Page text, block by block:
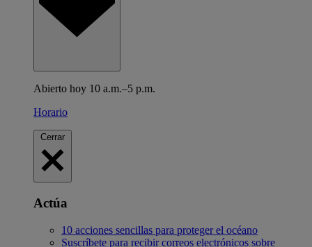
Abierto hoy 10 a.m.–5 p.m.
Horario
Cerrar
Actúa
10 acciones sencillas para proteger el océano
Suscríbete para recibir correos electrónicos sobre